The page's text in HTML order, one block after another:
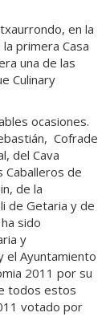
en la
primera Casa
una de las
Culinary
ocasiones.
Cofrade
del Cava
Caballeros de
de la
de Getaria y de
sido
y
el Ayuntamiento
2011 por su
todos estos
votado por